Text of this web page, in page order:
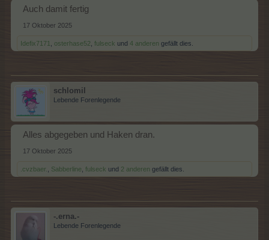
Auch damit fertig
17 Oktober 2025
Idefix7171 osterhase52 fulseck und 4 anderen gefällt dies.
schlomil
Lebende Forenlegende
Alles abgegeben und Haken dran.
17 Oktober 2025
.cvzbaer. Sabberline fulseck und 2 anderen gefällt dies.
-.erna.-
Lebende Forenlegende